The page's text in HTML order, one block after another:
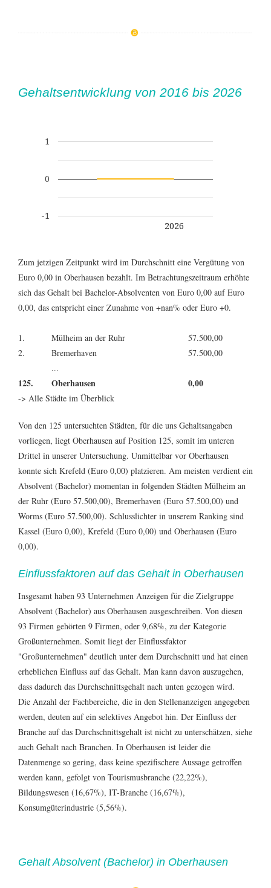
Gehaltsentwicklung von 2016 bis 2026
2026
-1
0
1
Zum jetzigen Zeitpunkt wird im Durchschnitt eine Vergütung von
Euro 0,00 in Oberhausen bezahlt. Im Betrachtungszeitraum erhöhte
sich das Gehalt bei Bachelor-Absolventen von Euro 0,00 auf Euro
0,00, das entspricht einer Zunahme von +nan% oder Euro +0.
1. Mülheim an der Ruhr
57.500,00
2.
Bremerhaven
57.500,00
...
125. Oberhausen 0,00
-> Alle Städte im Überblick
Von den 125 untersuchten Städten, für die uns Gehaltsangaben
vorliegen, liegt Oberhausen auf Position 125, somit im unteren
Drittel in unserer Untersuchung. Unmittelbar vor Oberhausen
konnte sich Krefeld (Euro 0,00) platzieren. Am meisten verdient ein
Absolvent (Bachelor) momentan in folgenden Städten Mülheim an
der Ruhr (Euro 57.500,00), Bremerhaven (Euro 57.500,00) und
Worms (Euro 57.500,00). Schlusslichter in unserem Ranking sind
Kassel (Euro 0,00), Krefeld (Euro 0,00) und Oberhausen (Euro
0,00).
Einflussfaktoren auf das Gehalt in Oberhausen
Insgesamt haben 93 Unternehmen Anzeigen für die Zielgruppe
Absolvent (Bachelor) aus Oberhausen ausgeschreiben. Von diesen
93 Firmen gehörten 9 Firmen, oder 9,68%, zu der Kategorie
Großunternehmen. Somit liegt der Einflussfaktor
"Großunternehmen" deutlich unter dem Durchschnitt und hat einen
erheblichen Einfluss auf das Gehalt. Man kann davon auszugehen,
dass dadurch das Durchschnittsgehalt nach unten gezogen wird.
Die Anzahl der Fachbereiche, die in den Stellenanzeigen angegeben
werden, deuten auf ein selektives Angebot hin. Der Einfluss der
Branche auf das Durchschnittsgehalt ist nicht zu unterschätzen, siehe
auch Gehalt nach Branchen. In Oberhausen ist leider die
Datenmenge so gering, dass keine spezifischere Aussage getroffen
werden kann, gefolgt von Tourismusbranche (22,22%),
Bildungswesen (16,67%), IT-Branche (16,67%),
Konsumgüterindustrie (5,56%).
Gehalt Absolvent (Bachelor) in Oberhausen